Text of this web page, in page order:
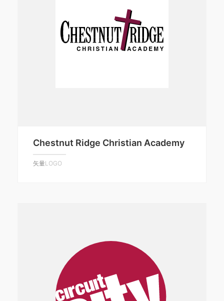
Chestnut Ridge Christian Academy
矢量LOGO